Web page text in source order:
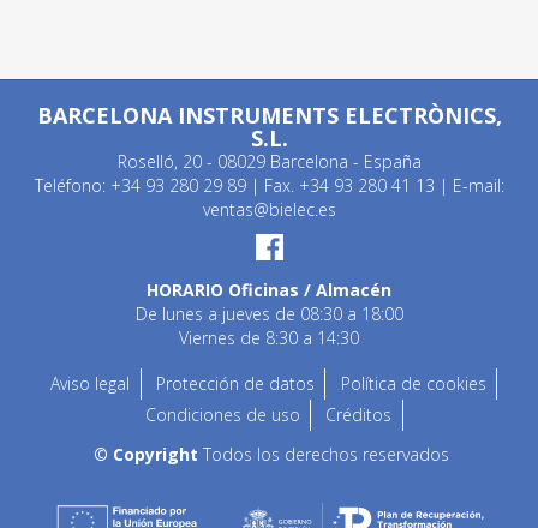
BARCELONA INSTRUMENTS ELECTRÒNICS,
S.L.
Roselló, 20 - 08029 Barcelona - España
Teléfono: +34 93 280 29 89 | Fax. +34 93 280 41 13 | E-mail:
ventas@bielec.es
HORARIO Oficinas / Almacén
De lunes a jueves de 08:30 a 18:00
Viernes de 8:30 a 14:30
Aviso legal
Protección de datos
Política de cookies
Condiciones de uso
Créditos
© Copyright Todos los derechos reservados